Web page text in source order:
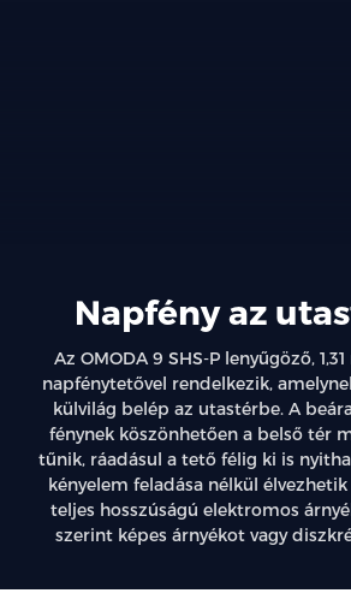
Napfény az
Az OMODA 9 SHS-P lenyűgöző,
napfénytetővel rendelkezik,
külvilág belép az utastérbe. A
fénynek köszönhetően a belső tér
tűnik, ráadásul a tető félig ki is
kényelem feladása nélkül
teljes hosszúságú elektromos
szerint képes árnyékot vagy